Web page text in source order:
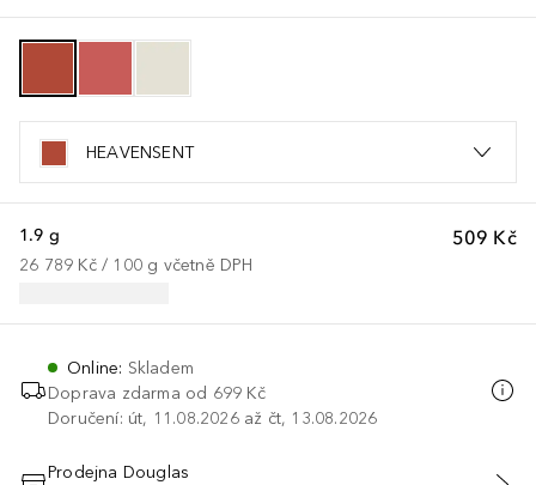
HEAVENSENT
509 Kč
1.9 g
26 789 Kč / 100 g včetně DPH
Online: Skladem
Doprava zdarma od 699 Kč
Doručení: út, 11.08.2026 až čt, 13.08.2026
Prodejna Douglas